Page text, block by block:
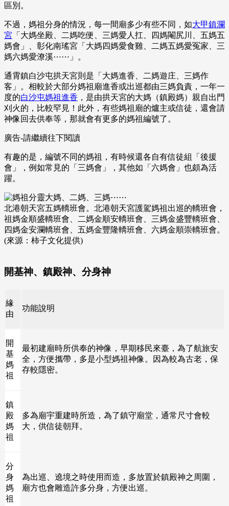
區別。
不過，媽祖分身的情況，每一間廟多少有些不同，如大甲鎮瀾
宮 「大媽坐殿、二媽吃便、三媽愛人扛、四媽閹尻川、五媽五
媽會」、彰化南瑤宮「大媽四媽愛食雞、二媽五媽愛冤家、三
媽六媽愛潦溪⋯⋯」。
通霄鎮白沙屯拱天宮則是「大媽進香、二媽遊庄、三媽作
客」。相較於大部分媽祖廟進香或出巡都由三媽負責，一年一
度的白沙屯媽祖進香 ，是由拱天宮的大媽（鎮殿媽）親自出門
刈火的，比較罕見！此外，有些媽祖廟的爐主或信徒，還會請
神像回去供奉等，那就會有更多的媽祖編號了。
廣告-請繼續往下閱讀
有趣的是，編號不同的媽祖，有時候還各自有信徒組「後援
會」，例如常見的「三媽會」，其他如「六媽會」也頗為活
躍。
北港朝天宮五媽轎班會。北港朝天宮護駕媽祖出巡的轎班會，
祖媽金順盛轎班會、二媽金順安轎班會、三媽金盛豐轎班會、
四媽金安瀾轎班會、五媽金豐隆轎班會、六媽金順崇轎班會。
(來源：柿子文化提供)
開基神、鎮殿神、分身神
緣
由
功能說明
開
基
媽
祖
最初建廟時所供奉的神像，早期移民來臺，為了航旅安
全，方便攜帶，多是小型媽祖神像。因為較為古老，保
存較隱密。
鎮
殿
媽
祖
多為廟宇重建時所造，為了鎮守廟堂，通常尺寸會較
大，供信徒朝拜。
分
身
媽
祖
為出巡、遶境之時使用而造，多放置於鎮殿神之周圍，
廟方也會雕造許多分身，方便出巡。